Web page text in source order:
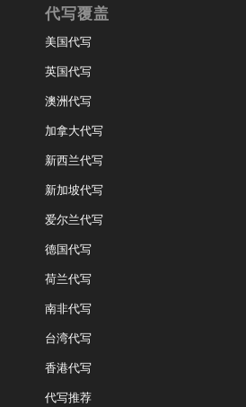
代写覆盖
美国代写
英国代写
澳洲代写
加拿大代写
新西兰代写
新加坡代写
爱尔兰代写
德国代写
荷兰代写
南非代写
台湾代写
香港代写
代写推荐